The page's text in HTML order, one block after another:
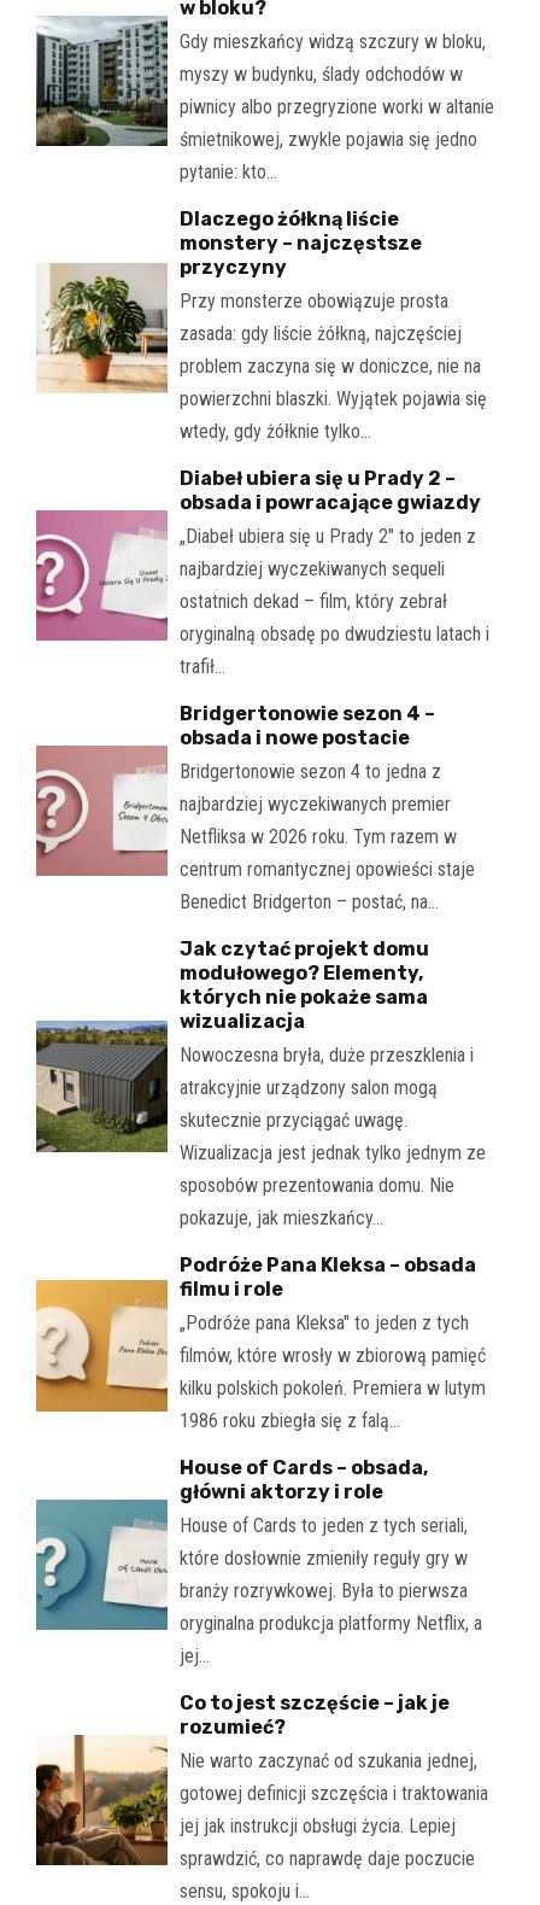
w bloku?
Gdy mieszkańcy widzą szczury w bloku,
myszy w budynku, ślady odchodów w
piwnicy albo przegryzione worki w altanie
śmietnikowej, zwykle pojawia się jedno
pytanie: kto…
Dlaczego żółkną liście
monstery – najczęstsze
przyczyny
Przy monsterze obowiązuje prosta
zasada: gdy liście żółkną, najczęściej
problem zaczyna się w doniczce, nie na
powierzchni blaszki. Wyjątek pojawia się
wtedy, gdy żółknie tylko…
Diabeł ubiera się u Prady 2 –
obsada i powracające gwiazdy
„Diabeł ubiera się u Prady 2" to jeden z
najbardziej wyczekiwanych sequeli
ostatnich dekad – film, który zebrał
oryginalną obsadę po dwudziestu latach i
trafił…
Bridgertonowie sezon 4 –
obsada i nowe postacie
Bridgertonowie sezon 4 to jedna z
najbardziej wyczekiwanych premier
Netfliksa w 2026 roku. Tym razem w
centrum romantycznej opowieści staje
Benedict Bridgerton – postać, na…
Jak czytać projekt domu
modułowego? Elementy,
których nie pokaże sama
wizualizacja
Nowoczesna bryła, duże przeszklenia i
atrakcyjnie urządzony salon mogą
skutecznie przyciągać uwagę.
Wizualizacja jest jednak tylko jednym ze
sposobów prezentowania domu. Nie
pokazuje, jak mieszkańcy…
Podróże Pana Kleksa – obsada
filmu i role
„Podróże pana Kleksa" to jeden z tych
filmów, które wrosły w zbiorową pamięć
kilku polskich pokoleń. Premiera w lutym
1986 roku zbiegła się z falą…
House of Cards – obsada,
główni aktorzy i role
House of Cards to jeden z tych seriali,
które dosłownie zmieniły reguły gry w
branży rozrywkowej. Była to pierwsza
oryginalna produkcja platformy Netflix, a
jej…
Co to jest szczęście – jak je
rozumieć?
Nie warto zaczynać od szukania jednej,
gotowej definicji szczęścia i traktowania
jej jak instrukcji obsługi życia. Lepiej
sprawdzić, co naprawdę daje poczucie
sensu, spokoju i…